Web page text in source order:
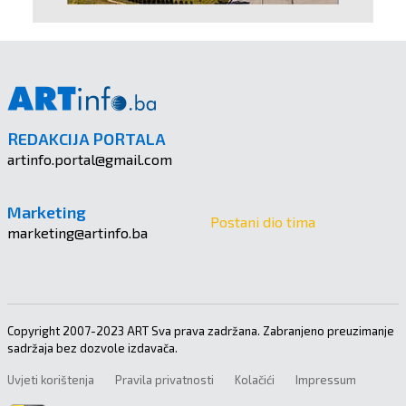
REDAKCIJA PORTALA
artinfo.portal@gmail.com
Marketing
marketing@artinfo.ba
Postani dio tima
Copyright 2007-2023 ART Sva prava zadržana. Zabranjeno preuzimanje
sadržaja bez dozvole izdavača.
Uvjeti korištenja Pravila privatnosti Kolačići Impressum